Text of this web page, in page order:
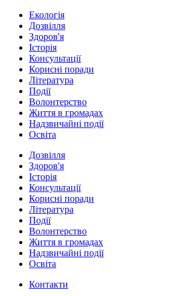
Екологія
Дозвілля
Здоров'я
Історія
Консультації
Корисні поради
Література
Події
Волонтерство
Життя в громадах
Надзвичайні події
Освіта
Дозвілля
Здоров'я
Історія
Консультації
Корисні поради
Література
Події
Волонтерство
Життя в громадах
Надзвичайні події
Освіта
Контакти